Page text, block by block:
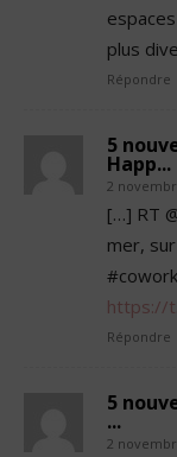
plus
Répondre
5
Happ...
2
[…] RT
mer,
https://
Répondre
5
...
2